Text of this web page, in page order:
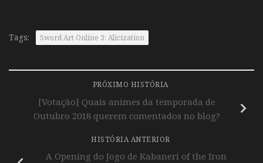
Tags: Sword Art Online 3: Alicization
PRÓXIMO HISTÓRIA
[Votação] Quais animes da temporada de
Outubro 2018 querem comentados no blog?
HISTÓRIA ANTERIOR
A Opening do Jogo de Kabaneri of the Iron